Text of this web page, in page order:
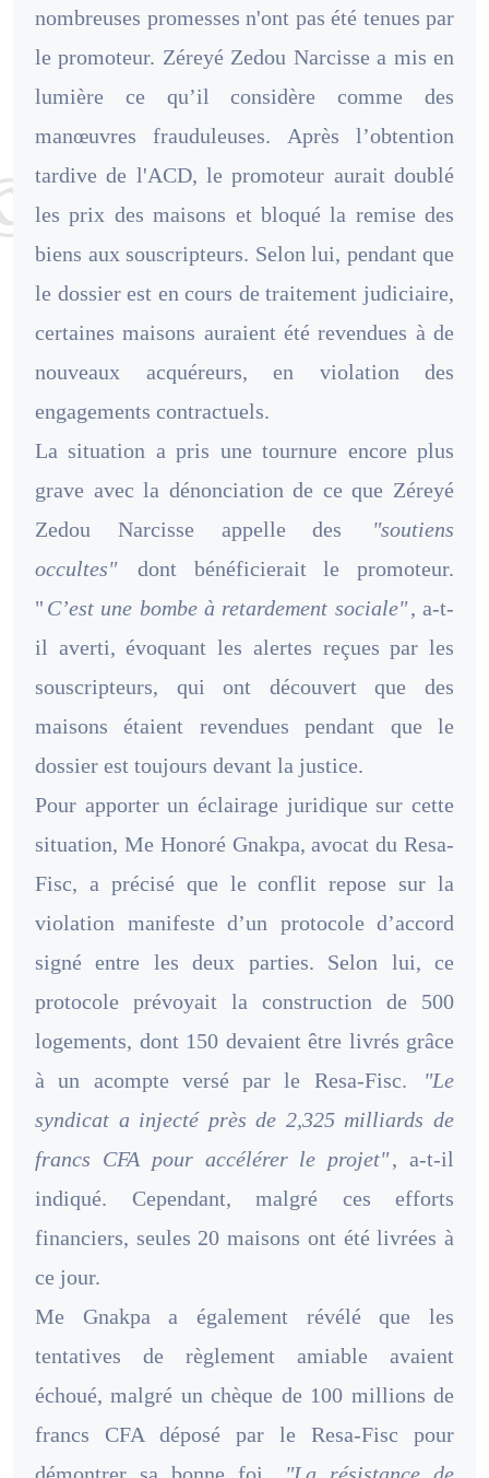
nombreuses promesses n'ont pas été tenues par
le promoteur. Zéreyé Zedou Narcisse a mis en
lumière ce qu’il considère comme des
manœuvres frauduleuses. Après l’obtention
tardive de l'ACD, le promoteur aurait doublé
les prix des maisons et bloqué la remise des
biens aux souscripteurs. Selon lui, pendant que
le dossier est en cours de traitement judiciaire,
certaines maisons auraient été revendues à de
nouveaux acquéreurs, en violation des
engagements contractuels.
La situation a pris une tournure encore plus
grave avec la dénonciation de ce que Zéreyé
Zedou Narcisse appelle des
"soutiens
occultes"
dont bénéficierait le promoteur.
" C’est une bombe à retardement sociale", a-t-
il averti, évoquant les alertes reçues par les
souscripteurs, qui ont découvert que des
maisons étaient revendues pendant que le
dossier est toujours devant la justice.
Pour apporter un éclairage juridique sur cette
situation, Me Honoré Gnakpa, avocat du Resa-
Fisc, a précisé que le conflit repose sur la
violation manifeste d’un protocole d’accord
signé entre les deux parties. Selon lui, ce
protocole prévoyait la construction de 500
logements, dont 150 devaient être livrés grâce
à un acompte versé par le Resa-Fisc.
"Le
syndicat a injecté près de 2,325 milliards de
francs CFA pour accélérer le projet", a-t-il
indiqué. Cependant, malgré ces efforts
financiers, seules 20 maisons ont été livrées à
ce jour.
Me Gnakpa a également révélé que les
tentatives de règlement amiable avaient
échoué, malgré un chèque de 100 millions de
francs CFA déposé par le Resa-Fisc pour